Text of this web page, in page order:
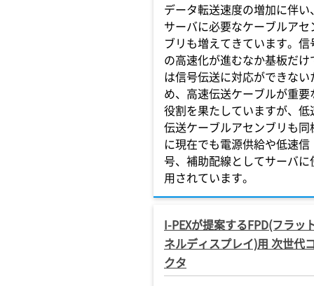
データ転送速度の増加に伴い
サーバに必要なケーブルアセ
ブリも増えてきています。信
の高速化が進むなか基板だけ
は信号伝送に対応ができない
め、高速伝送ケーブルが重要
役割を果たしていますが、低
伝送ケーブルアセンブリも同
に現在でも電源供給や低速信
号、補助配線としてサーバに
用されています。
I-PEXが提案するFPD(フラッ
ネルディスプレイ)用 次世代
クタ